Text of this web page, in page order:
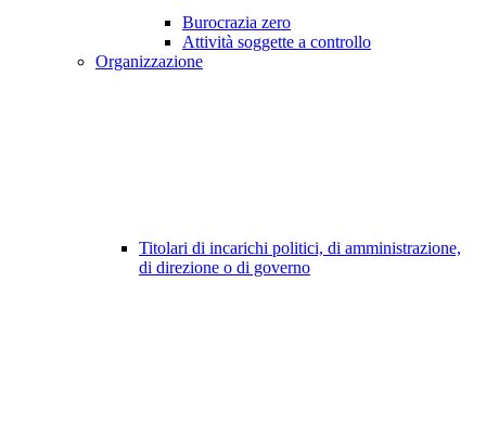
Burocrazia zero
Attività soggette a controllo
Organizzazione
Titolari di incarichi politici, di amministrazione,
di direzione o di governo